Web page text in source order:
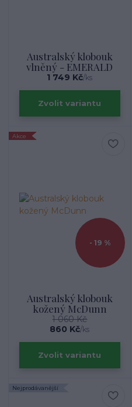
Australský klobouk
vlněný - EMERALD
1 749 Kč/ks
Zvolit variantu
Akce
- 19 %
Australský klobouk
kožený McDunn
1 060 Kč
860 Kč/ks
Zvolit variantu
Nejprodávanější